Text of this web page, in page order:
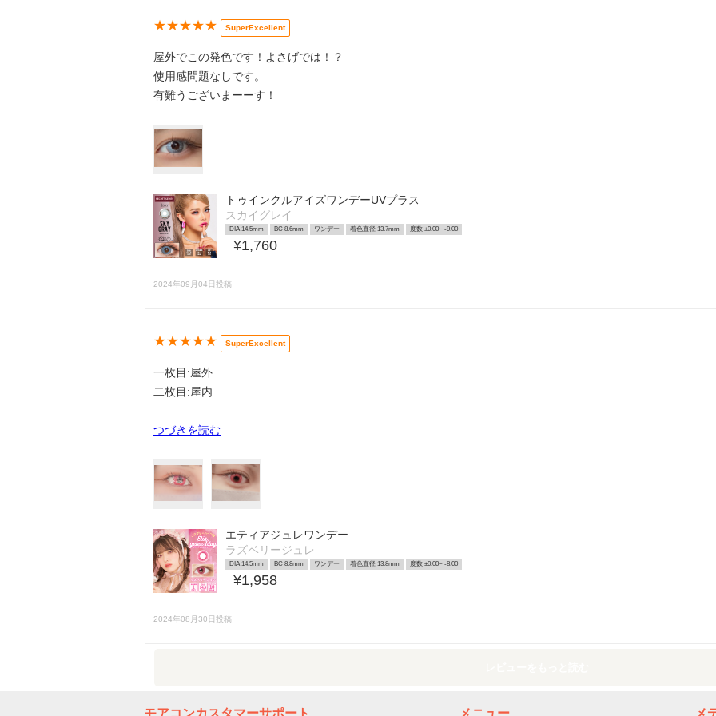
★★★★★ SuperExcellent
屋外でこの発色です！よさげでは！？
使用感問題なしです。
有難うございまーーす！
トゥインクルアイズワンデーUVプラス
スカイグレイ
DIA 14.5mm BC 8.6mm ワンデー 着色直径 13.7mm 度数 ±0.00~ -9.00
¥1,760
2024年09月04日投稿
★★★★★ SuperExcellent
一枚目:屋外
二枚目:屋内
つづきを読む
エティアジュレワンデー
ラズベリージュレ
DIA 14.5mm BC 8.8mm ワンデー 着色直径 13.8mm 度数 ±0.00~ -8.00
¥1,958
2024年08月30日投稿
モアコンカスタマーサポート メニュー メ